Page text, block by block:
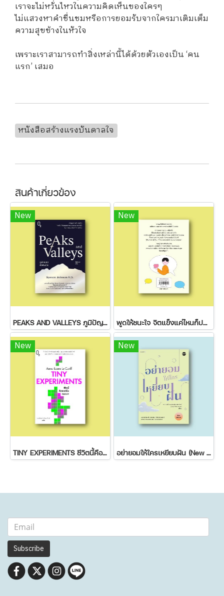
เราจะไม่หวั่นไหวในความคิดเห็นของใครๆ
ไม่แสวงหาคำชื่นชมหรือการยอมรับจากใครมาเติมเต็ม
ความสุขข้างในหัวใจ
เพราะเราสามารถทำสิ่งเหล่านี้ได้ด้วยตัวเองเป็น ‘คน
แรก’ เสมอ
หนังสือสร้างแรงบันดาลใจ
สินค้าเกี่ยวข้อง
New
PEAKS AND VALLEYS ภูมิปัญญาฝ่าฟันชีวิต
New
พูดให้ชนะใจ จิตแข็งแค่ไหนก็ปฏิเสธไม่ลง
New
TINY EXPERIMENTS ชีวิตนี้คือเวอร์ชั่นทดลอง
New
อย่ายอมให้ใครเหยียบฝัน (New Edition)
Subscribe